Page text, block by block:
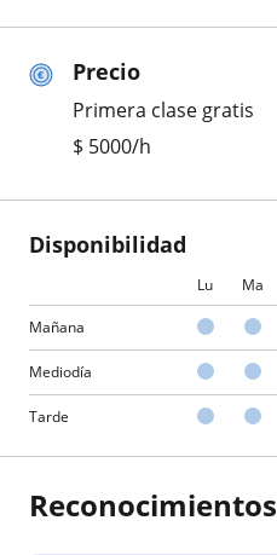
Precio
Primera clase gratis
$ 5000/h
Disponibilidad
Lu Ma
Mañana
Mediodía
Tarde
Reconocimientos